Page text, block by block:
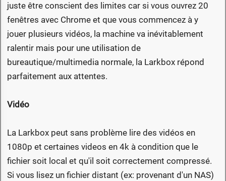
juste être conscient des limites car si vous ouvrez 20
fenêtres avec Chrome et que vous commencez à y
jouer plusieurs vidéos, la machine va inévitablement
ralentir mais pour une utilisation de
bureautique/multimedia normale, la Larkbox répond
parfaitement aux attentes.
Vidéo
La Larkbox peut sans problème lire des vidéos en
1080p et certaines videos en 4k à condition que le
fichier soit local et qu'il soit correctement compressé.
Si vous lisez un fichier distant (ex: provenant d'un NAS)